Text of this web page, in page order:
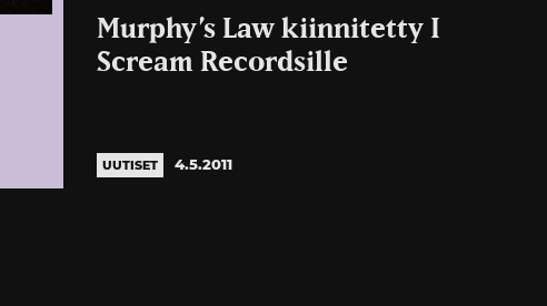
Murphy’s Law kiinnitetty I
Scream Recordsille
UUTISET 4.5.2011